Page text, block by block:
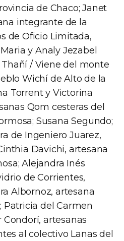
de Chaco; Janet
integrante de la
de Oficio Limitada,
y Analy Jezabel
/ Viene del monte
Wichí de Alto de la
Torrent y Victorina
Qom cesteras del
Susana Segundo;
de Ingeniero Juarez,
Davichi, artesana
Alejandra Inés
de Corrientes,
Albornoz, artesana
Patricia del Carmen
Condorí, artesanas
al colectivo Lanas del